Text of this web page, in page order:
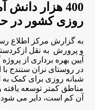
400 هزار دانش
روزی کشور در
به گزارش مرکز اطلاع
و پرورش به نقل
در روستای نران سنندج با
شبانه روزی برای کمک به
مناطق کمتر توسعه
آن کم است، دایر می شود.